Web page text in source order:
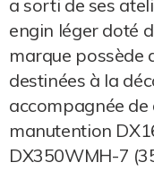
a sorti de ses
engin léger doté
marque possède
destinées à la
accompagnée
manutention
DX350WMH-7